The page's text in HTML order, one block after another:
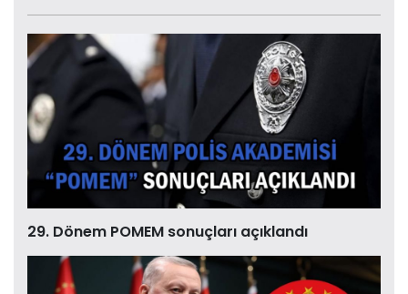
29. Dönem POMEM sonuçları açıklandı